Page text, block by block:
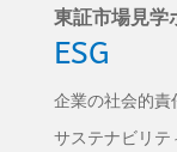
東証市場見学
ESG
企業の社会的責
サステナビリテ